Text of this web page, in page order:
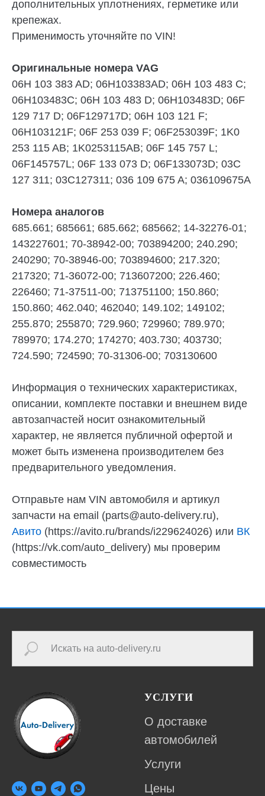
дополнительных уплотнениях, герметике или
крепежах.
Применимость уточняйте по VIN!
Оригинальные номера VAG
06H 103 383 AD; 06H103383AD; 06H 103 483 C;
06H103483C; 06H 103 483 D; 06H103483D; 06F
129 717 D; 06F129717D; 06H 103 121 F;
06H103121F; 06F 253 039 F; 06F253039F; 1K0
253 115 AB; 1K0253115AB; 06F 145 757 L;
06F145757L; 06F 133 073 D; 06F133073D; 03C
127 311; 03C127311; 036 109 675 A; 036109675A
Номера аналогов
685.661; 685661; 685.662; 685662; 14-32276-01;
143227601; 70-38942-00; 703894200; 240.290;
240290; 70-38946-00; 703894600; 217.320;
217320; 71-36072-00; 713607200; 226.460;
226460; 71-37511-00; 713751100; 150.860;
150.860; 462.040; 462040; 149.102; 149102;
255.870; 255870; 729.960; 729960; 789.970;
789970; 174.270; 174270; 403.730; 403730;
724.590; 724590; 70-31306-00; 703130600
Информация о технических характеристиках,
описании, комплекте поставки и внешнем виде
автозапчастей носит ознакомительный
характер, не является публичной офертой и
может быть изменена производителем без
предварительного уведомления.
Отправьте нам VIN автомобиля и артикул
запчасти на email (parts@auto-delivery.ru),
Авито (https://avito.ru/brands/i229624026) или ВК
(https://vk.com/auto_delivery) мы проверим
совместимость
УСЛУГИ
О доставке
автомобилей
Услуги
Цены